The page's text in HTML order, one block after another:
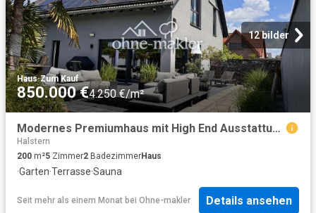
12 bilder
Haus·Zum Kauf
850.000 €4.250 €/m²
Modernes Premiumhaus mit High End Ausstattung und nahezu energieautarker Technik in Herford
Halstern
200 m²5 Zimmer2 BadezimmerHaus
·Garten·Terrasse·Sauna
Seit mehr als einem Monat bei Ohne-makler Details ansehen